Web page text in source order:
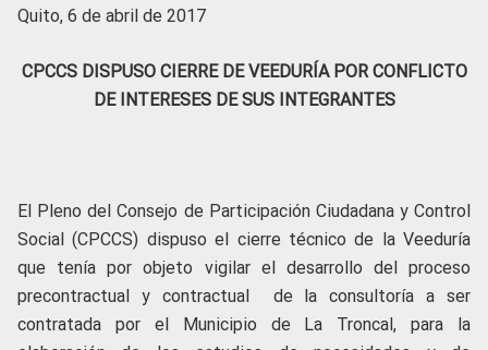
Quito, 6 de abril de 2017
CPCCS DISPUSO CIERRE DE VEEDURÍA POR CONFLICTO
DE INTERESES DE SUS INTEGRANTES
El Pleno del Consejo de Participación Ciudadana y Control
Social (CPCCS) dispuso el cierre técnico de la Veeduría
que tenía por objeto vigilar el desarrollo del proceso
precontractual y contractual de la consultoría a ser
contratada por el Municipio de La Troncal, para la